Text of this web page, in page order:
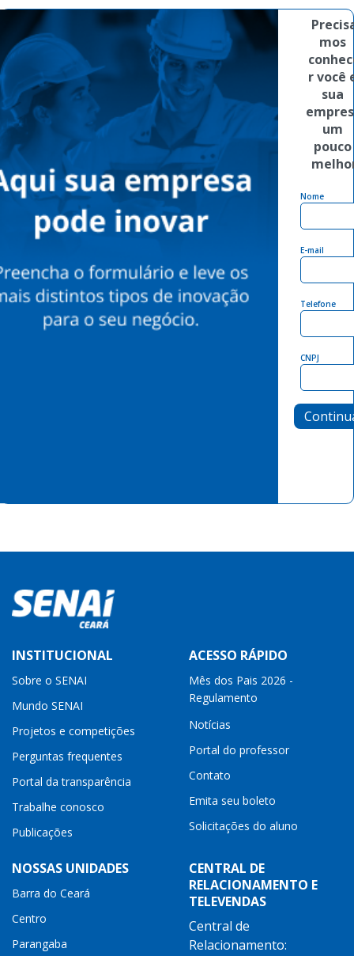
mos
r você
sua
um
pouco
Nome
E-mail
Telefone
CNPJ
INSTITUCIONAL
Sobre o SENAI
Mundo SENAI
Projetos e competições
Perguntas frequentes
Portal da transparência
Trabalhe conosco
Publicações
ACESSO RÁPIDO
Mês dos Pais 2026 -
Regulamento
Notícias
Portal do professor
Contato
Emita seu boleto
Solicitações do aluno
NOSSAS UNIDADES
Barra do Ceará
Centro
Parangaba
CENTRAL DE
RELACIONAMENTO E
TELEVENDAS
Central de
Relacionamento: